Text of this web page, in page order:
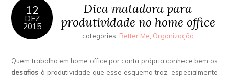
12
DEZ
2015
Dica matadora para
produtividade no home office
categories: Better Me Organização
Quem trabalha em home office por conta própria conhece bem os
desafios à produtividade que esse esquema traz, especialmente